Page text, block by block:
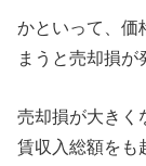
かといって、価
まうと売却損が
売却損が大きく
賃収入総額をも